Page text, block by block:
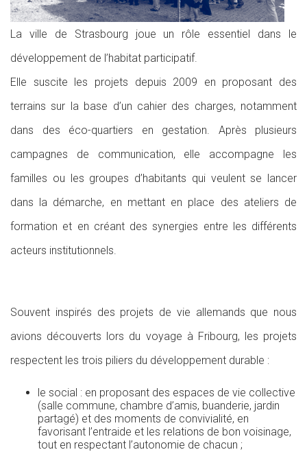
La ville de Strasbourg joue un rôle essentiel dans le
développement de l’habitat participatif.
Elle suscite les projets depuis 2009 en proposant des
terrains sur la base d’un cahier des charges, notamment
dans des éco-quartiers en gestation. Après plusieurs
campagnes de communication, elle accompagne les
familles ou les groupes d’habitants qui veulent se lancer
dans la démarche, en mettant en place des ateliers de
formation et en créant des synergies entre les différents
acteurs institutionnels.
Souvent inspirés des projets de vie allemands que nous
avions découverts lors du voyage à Fribourg, les projets
respectent les trois piliers du développement durable :
le social : en proposant des espaces de vie collective
(salle commune, chambre d’amis, buanderie, jardin
partagé) et des moments de convivialité, en
favorisant l’entraide et les relations de bon voisinage,
tout en respectant l’autonomie de chacun ;